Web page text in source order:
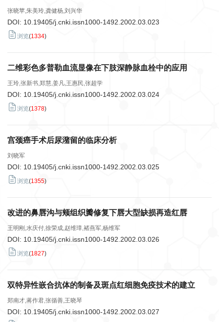
张晓苹,朱美玲,龚健杨,刘兴华
DOI: 10.19405/j.cnki.issn1000-1492.2002.03.023
浏览(1334)
二维彩色多普勒血流显像在下肢深静脉血栓中的应用
王玲,张新书,郑慧,姜凡,王惠民,张超学
DOI: 10.19405/j.cnki.issn1000-1492.2002.03.024
浏览(1378)
宫颈癌手术后尿潴留的临床分析
刘晓军
DOI: 10.19405/j.cnki.issn1000-1492.2002.03.025
浏览(1355)
改进的鼻唇沟与颊组织瓣修复下唇大型缺损再造红唇
王明刚,水庆付,徐荣成,赵维璋,褚燕军,杨维军
DOI: 10.19405/j.cnki.issn1000-1492.2002.03.026
浏览(1827)
双特异性嵌合抗体的制备及斑点红细胞免疫技术的建立
郑南才,蒋作君,张循善,王晓琴
DOI: 10.19405/j.cnki.issn1000-1492.2002.03.027